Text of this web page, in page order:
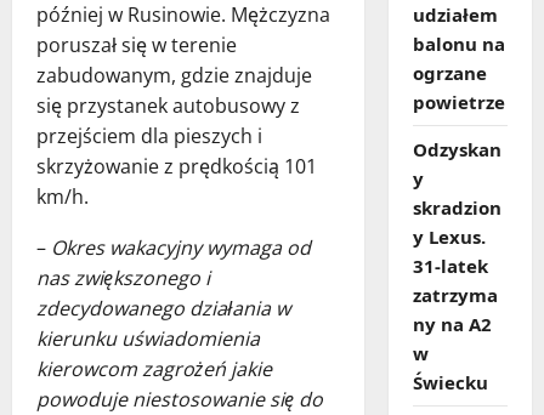
później w Rusinowie. Mężczyzna
poruszał się w terenie
zabudowanym, gdzie znajduje
się przystanek autobusowy z
przejściem dla pieszych i
skrzyżowanie z prędkością 101
km/h.
– Okres wakacyjny wymaga od
nas zwiększonego i
zdecydowanego działania w
kierunku uświadomienia
kierowcom zagrożeń jakie
powoduje niestosowanie się do
udziałem
balonu na
ogrzane
powietrze
Odzyskan
y
skradzion
y Lexus.
31‑latek
zatrzyma
ny na A2
w
Świecku